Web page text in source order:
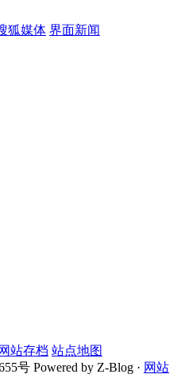
狐媒体 界面新闻
网站存档 站点地图
号 Powered by Z-Blog · 网站